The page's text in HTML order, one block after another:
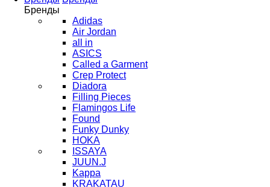
Бренды
Adidas
Air Jordan
all in
ASICS
Called a Garment
Crep Protect
Diadora
Filling Pieces
Flamingos Life
Found
Funky Dunky
HOKA
ISSAYA
JUUN.J
Kappa
KRAKATAU